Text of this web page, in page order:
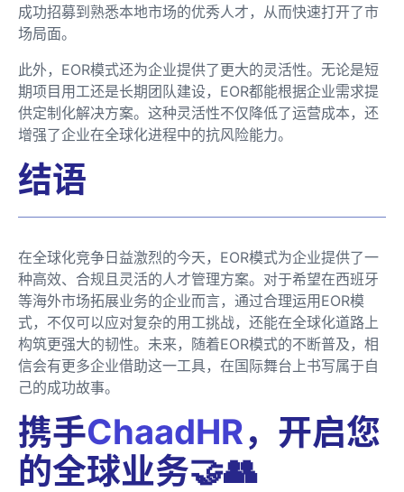
成功招募到熟悉本地市场的优秀人才，从而快速打开了市
场局面。
此外，EOR模式还为企业提供了更大的灵活性。无论是短
期项目用工还是长期团队建设，EOR都能根据企业需求提
供定制化解决方案。这种灵活性不仅降低了运营成本，还
增强了企业在全球化进程中的抗风险能力。
结语
在全球化竞争日益激烈的今天，EOR模式为企业提供了一
种高效、合规且灵活的人才管理方案。对于希望在西班牙
等海外市场拓展业务的企业而言，通过合理运用EOR模
式，不仅可以应对复杂的用工挑战，还能在全球化道路上
构筑更强大的韧性。未来，随着EOR模式的不断普及，相
信会有更多企业借助这一工具，在国际舞台上书写属于自
己的成功故事。
携手ChaadHR，开启您
的全球业务🤝👥